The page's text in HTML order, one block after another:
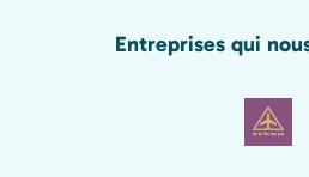
Entreprises qui